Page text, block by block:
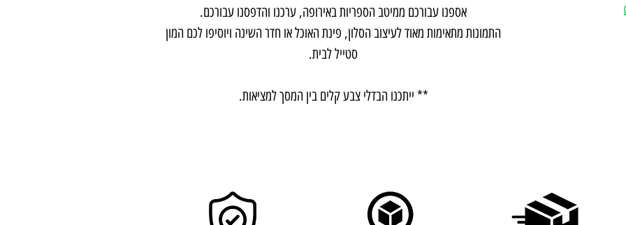
אספנו עבורכם ממיטב הספריות באירופה, ערכנו והדפסנו עבורכם.
התמונות מתאימות מאוד לעיצוב הסלון, פינת האוכל או חדר השינה ויוסיפו לכם המון
סטייל לבית.
** ייתכנו הבדלי צבע קלים בין המסך למציאות.